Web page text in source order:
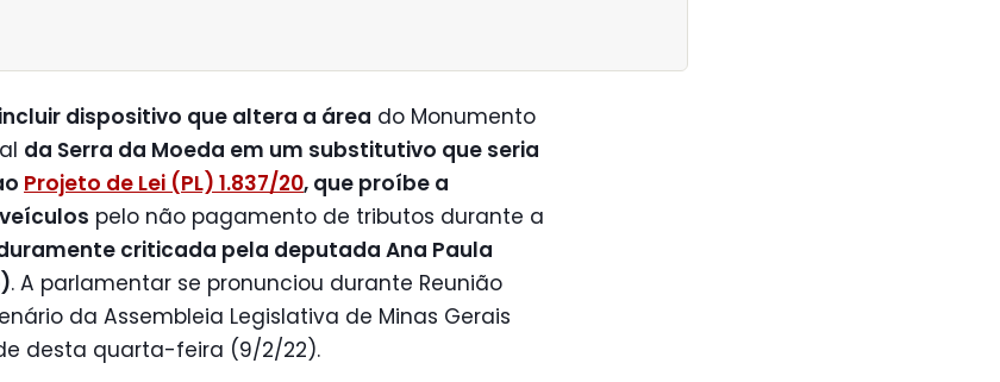
dispositivo que altera a área do Monumento
da Serra da Moeda em um substitutivo que seria
Projeto de Lei (PL) 1.837/20, que proíbe a
pelo não pagamento de tributos durante a
criticada pela deputada Ana Paula
. A parlamentar se pronunciou durante Reunião
da Assembleia Legislativa de Minas Gerais
desta quarta-feira (9/2/22).